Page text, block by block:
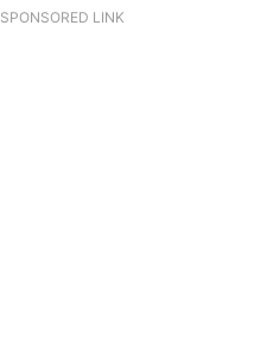
SPONSORED LINK